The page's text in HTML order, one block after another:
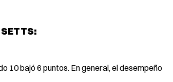
10 bajó 6 puntos. En general, el desempeño